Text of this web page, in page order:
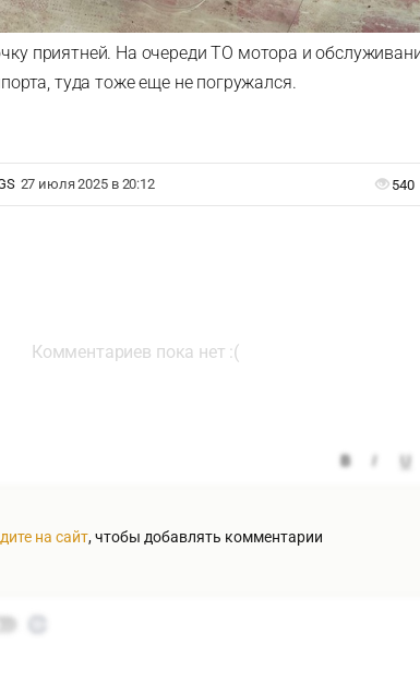
приятней. На очереди ТО мотора и
туда тоже еще не погружался.
27 июля 2025 в 20:12 540
Комментариев пока нет :(
на сайт, чтобы добавлять комментарии